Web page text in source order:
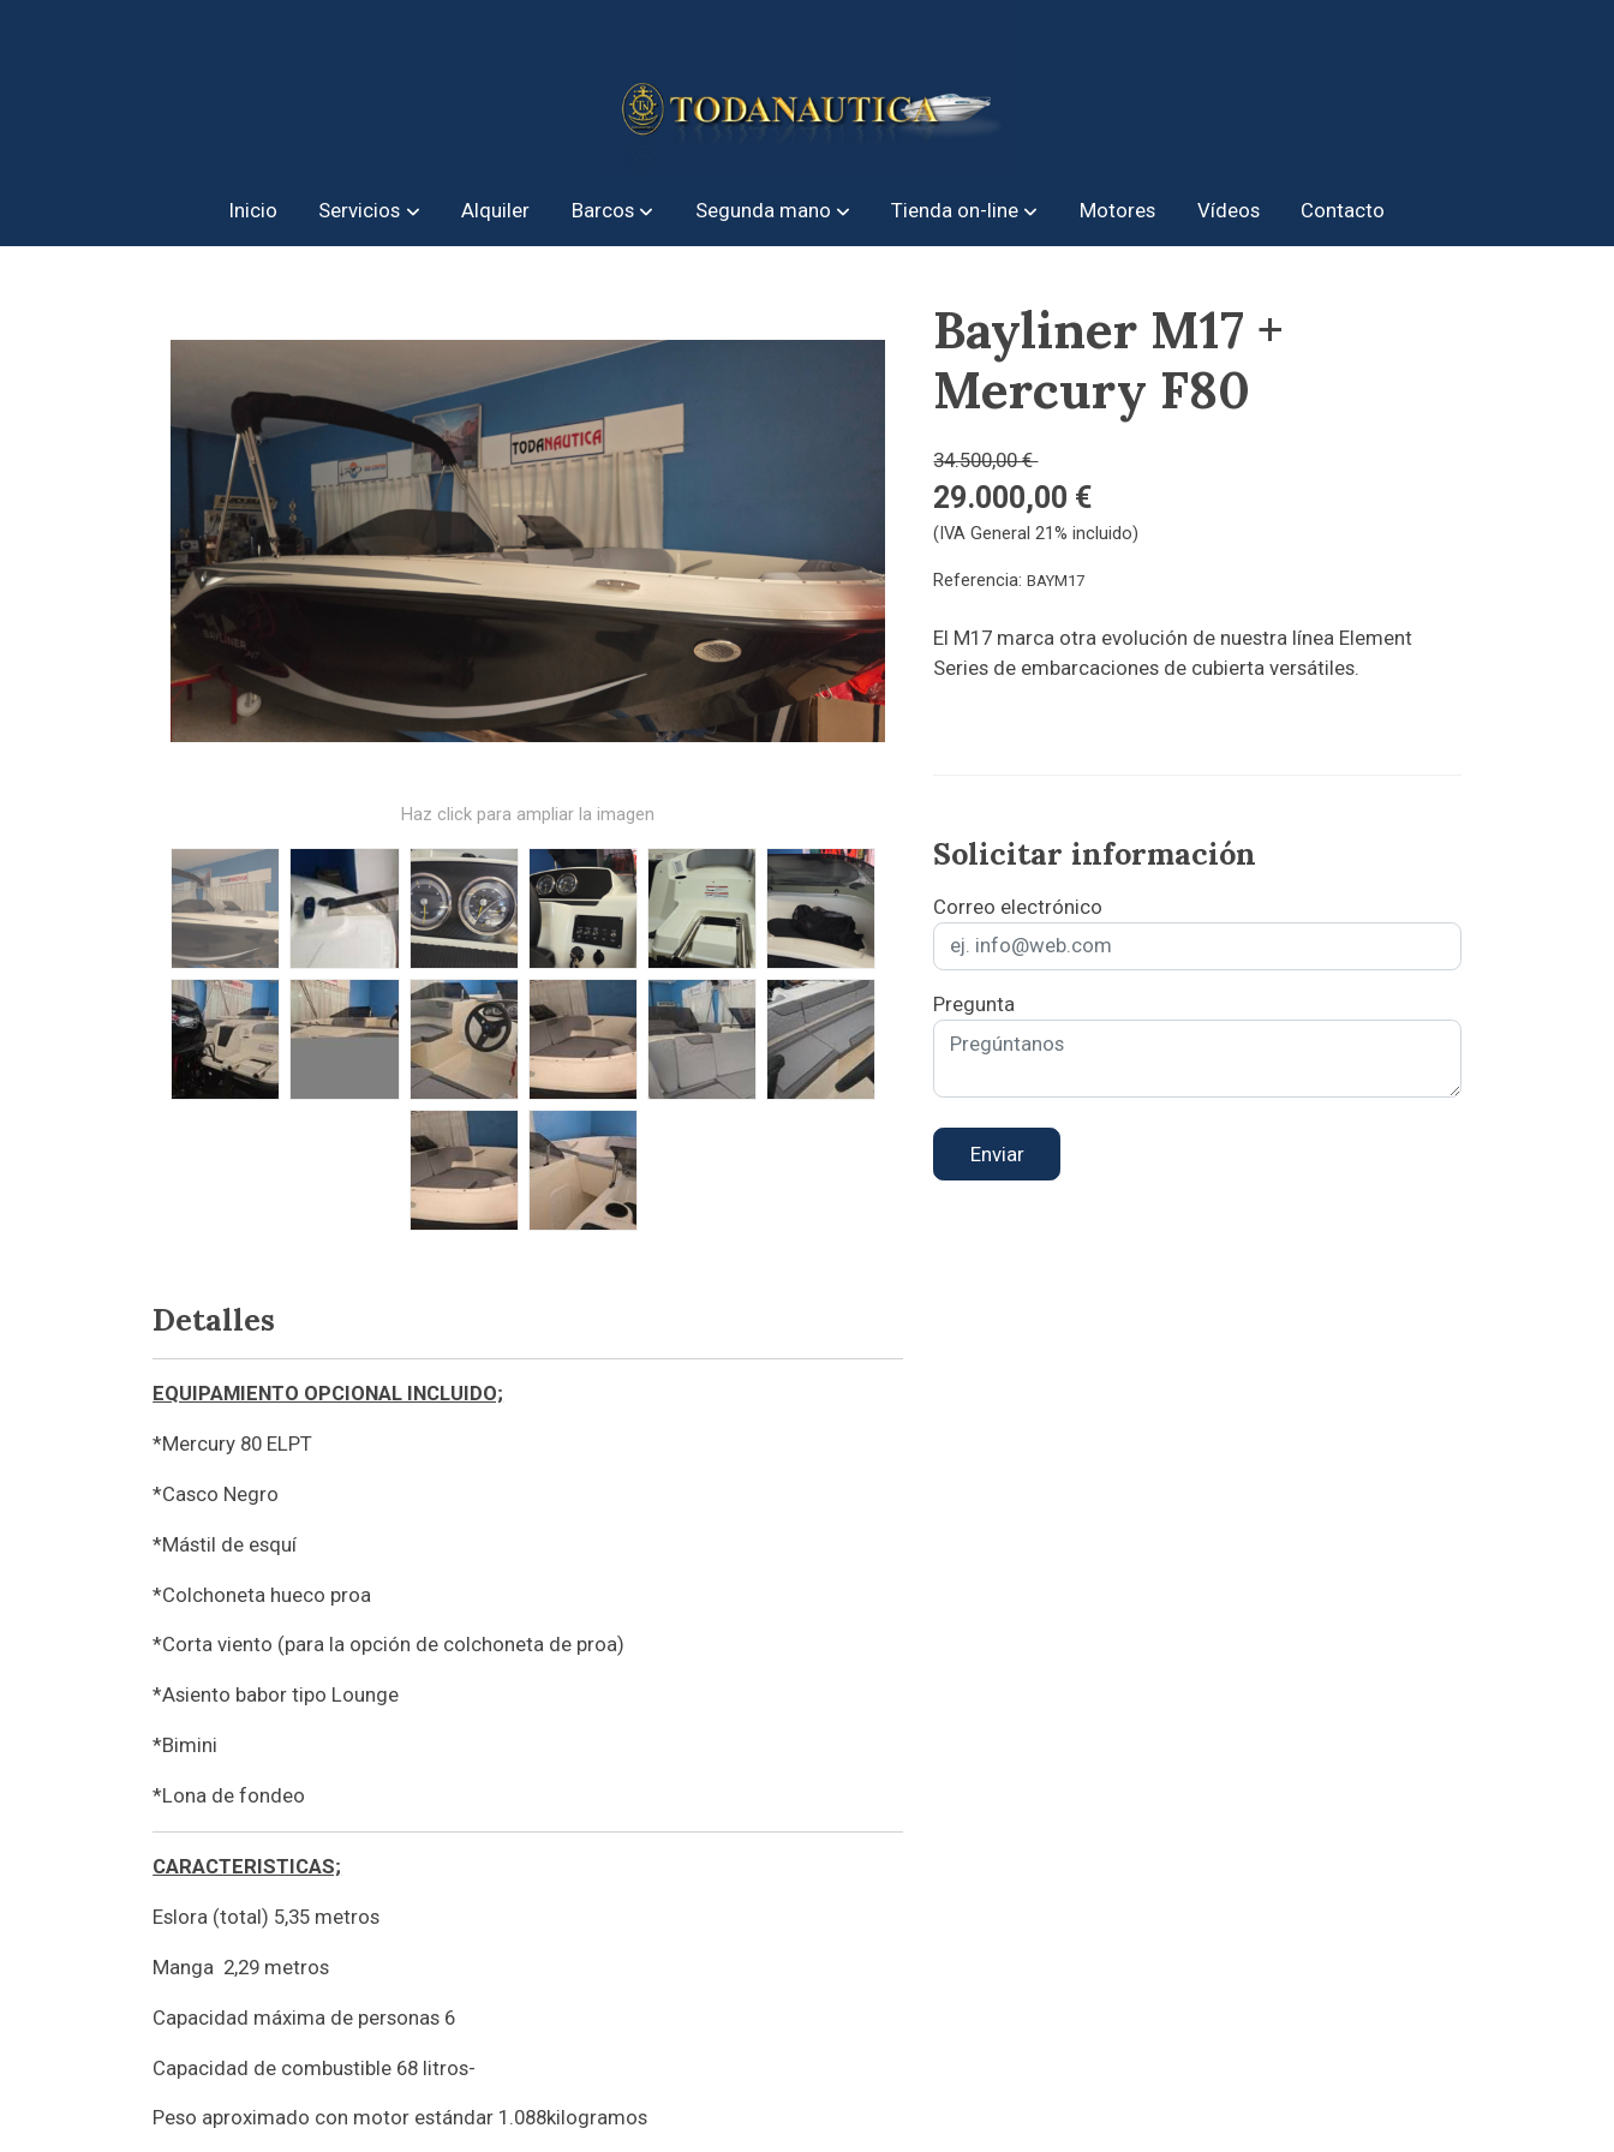
Inicio Servicios Alquiler Barcos Segunda mano Tienda on-line Motores Vídeos Contacto
Bayliner M17 + Mercury F80
Haz click para ampliar la imagen
Detalles
EQUIPAMIENTO OPCIONAL INCLUIDO;
*Mercury 80 ELPT
*Casco Negro
*Mástil de esquí
*Colchoneta hueco proa
*Corta viento (para la opción de colchoneta de proa)
*Asiento babor tipo Lounge
*Bimini
*Lona de fondeo
CARACTERISTICAS;
Eslora (total) 5,35 metros
Manga 2,29 metros
Capacidad máxima de personas 6
Capacidad de combustible 68 litros-
Peso aproximado con motor estándar 1.088kilogramos
Bayliner M17 +
Mercury F80
34.500,00 €
29.000,00 €
(IVA General 21% incluido)
Referencia:BAYM17
El M17 marca otra evolución de nuestra línea Element
Series de embarcaciones de cubierta versátiles.
Solicitar información
Correo electrónico
Pregunta
Enviar